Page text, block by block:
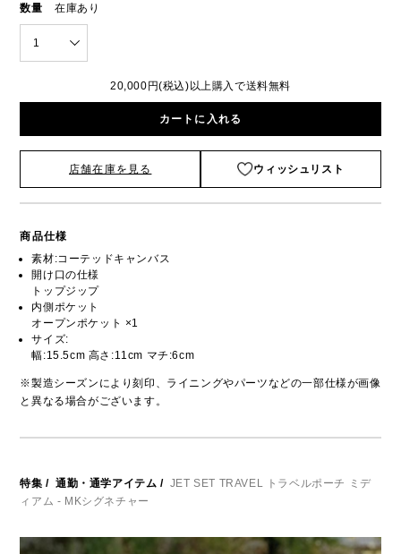
数量 在庫あり
1
20,000円(税込)以上購入で送料無料
カートに入れる
店舗在庫を見る ウィッシュリスト
商品仕様
素材:コーテッドキャンバス
開け口の仕様
トップジップ
内側ポケット
オープンポケット ×1
サイズ:
幅:15.5cm 高さ:11cm マチ:6cm
※製造シーズンにより刻印、ライニングやパーツなどの一部仕様が画像
と異なる場合がございます。
特集 / 通勤・通学アイテム / JET SET TRAVEL トラベルポーチ ミデ
ィアム - MKシグネチャー